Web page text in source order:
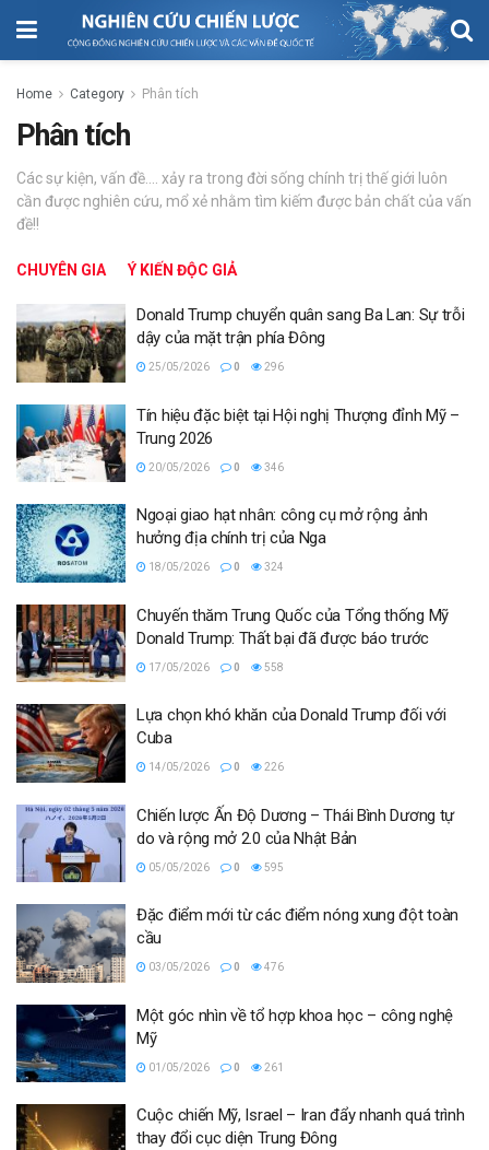
Home Category Phân tích
Phân tích
Các sự kiện, vấn đề.... xảy ra trong đời sống chính trị thế giới luôn
cần được nghiên cứu, mổ xẻ nhằm tìm kiếm được bản chất của vấn
đề!!
CHUYÊN GIA Ý KIẾN ĐỘC GIẢ
Donald Trump chuyển quân sang Ba Lan: Sự trỗi
dậy của mặt trận phía Đông
25/05/2026 0 296
Tín hiệu đặc biệt tại Hội nghị Thượng đỉnh Mỹ –
Trung 2026
20/05/2026 0 346
Ngoại giao hạt nhân: công cụ mở rộng ảnh
hưởng địa chính trị của Nga
18/05/2026 0 324
Chuyến thăm Trung Quốc của Tổng thống Mỹ
Donald Trump: Thất bại đã được báo trước
17/05/2026 0 558
Lựa chọn khó khăn của Donald Trump đối với
Cuba
14/05/2026 0 226
Chiến lược Ấn Độ Dương – Thái Bình Dương tự
do và rộng mở 2.0 của Nhật Bản
05/05/2026 0 595
Đặc điểm mới từ các điểm nóng xung đột toàn
cầu
03/05/2026 0 476
Một góc nhìn về tổ hợp khoa học – công nghệ
Mỹ
01/05/2026 0 261
Cuộc chiến Mỹ, Israel – Iran đẩy nhanh quá trình
thay đổi cục diện Trung Đông